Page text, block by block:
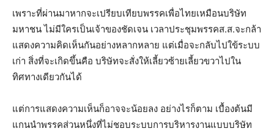
เพราะที่ผ่านมาหากจะเปรียบเทียบพรรคเพื่อไทยเหมือนบริษัท
มหาชน ไม่มีใครเป็นเจ้าของชัดเจน เวลาประชุมพรรคส.ส.จะกล้า
แสดงความคิดเห็นกันอย่างหลากหลาย แต่เมื่อจะกลับไปใข้ระบบ
เก่า สิ่งที่จะเกิดขึ้นคือ บริษัทจะสั่งให้เลี้ยวซ้ายเลี้ยวขวาไปใน
ทิศทางเดียวกันได้
แต่การแสดงความเห็นก็อาจจะน้อยลง อย่างไรก็ตาม เบื้องต้นมี
แกนนำพรรคส่วนหนึ่งที่ไม่ชอบระบบการบริหารงานแบบบริษัท